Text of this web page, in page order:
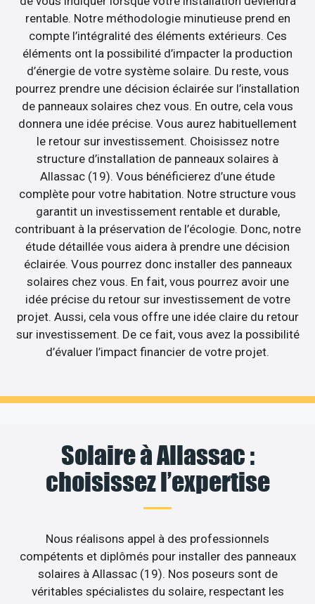
rentable. Notre méthodologie minutieuse prend en
compte l’intégralité des éléments extérieurs. Ces
éléments ont la possibilité d’impacter la production
d’énergie de votre système solaire. Du reste, vous
pourrez prendre une décision éclairée sur l’installation
de panneaux solaires chez vous. En outre, cela vous
donnera une idée précise. Vous aurez habituellement
le retour sur investissement. Choisissez notre
structure d’installation de panneaux solaires à
Allassac (19). Vous bénéficierez d’une étude
complète pour votre habitation. Notre structure vous
garantit un investissement rentable et durable,
contribuant à la préservation de l’écologie. Donc, notre
étude détaillée vous aidera à prendre une décision
éclairée. Vous pourrez donc installer des panneaux
solaires chez vous. En fait, vous pourrez avoir une
idée précise du retour sur investissement de votre
projet. Aussi, cela vous offre une idée claire du retour
sur investissement. De ce fait, vous avez la possibilité
d’évaluer l’impact financier de votre projet.
Solaire à Allassac :
choisissez l’expertise
Nous réalisons appel à des professionnels
compétents et diplômés pour installer des panneaux
solaires à Allassac (19). Nos poseurs sont de
véritables spécialistes du solaire, respectant les